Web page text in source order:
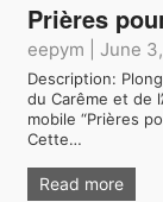
Prières
eepym June
Description:
du Carême et de
mobile “Prières
Cette…
Read more